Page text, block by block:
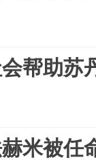
帮助苏
米被任